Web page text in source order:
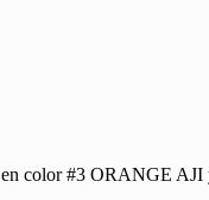
en color #3 ORANGE AJI